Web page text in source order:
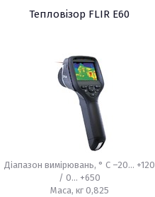
Тепловізор FLIR E60
Діапазон вимірювань, ° C –20... +120
/ 0... +650
Маса, кг 0,825